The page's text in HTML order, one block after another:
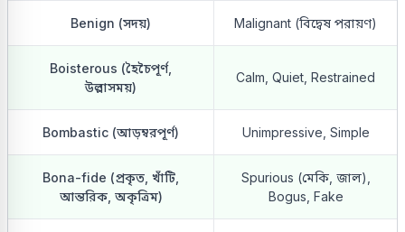
Benign (সদয়) Malignant (বিদ্বেষ পরায়ণ)
Boisterous (হৈচৈপূর্ণ,
উল্লাসময়)
Calm, Quiet, Restrained
Bombastic (আড়ম্বরপূর্ণ) Unimpressive, Simple
Bona-fide (প্রকৃত, খাঁটি,
আন্তরিক, অকৃত্রিম)
Spurious (মেকি, জাল),
Bogus, Fake